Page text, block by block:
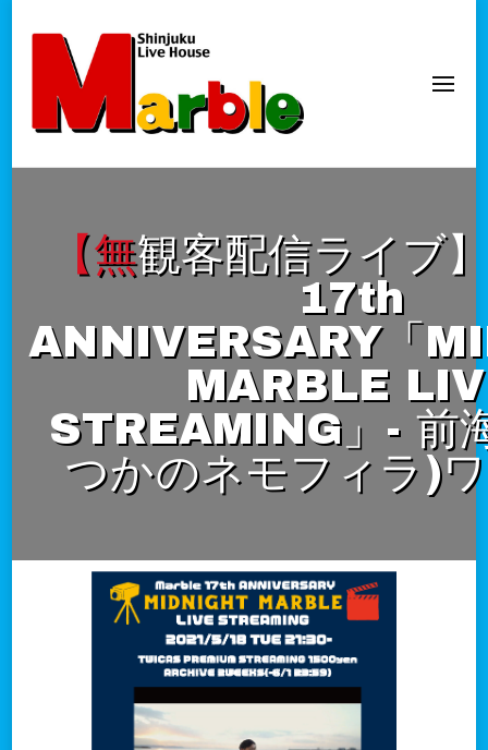
新宿Marble
official website
【無観客配信ライブ】Marble
17th
ANNIVERSARY「
MARBLE
STREAMING」- 前
つかのネモフィラ)